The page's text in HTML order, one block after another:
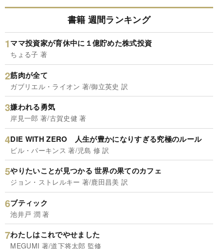
書籍 週間ランキング
ママ投資家が育休中に１億貯めた株式投資
ちょる子 著
筋肉が全て
ガブリエル・ライオン 著/御立英史 訳
嫌われる勇気
岸見一郎 著/古賀史健 著
DIE WITH ZERO 人生が豊かになりすぎる究極のルール
ビル・パーキンス 著/児島 修 訳
やりたいことが見つかる 世界の果てのカフェ
ジョン・ストレルキー 著/鹿田昌美 訳
ブティック
池井戸 潤 著
わたしはこれでやせました
MEGUMI 著/道下将太郎 監修